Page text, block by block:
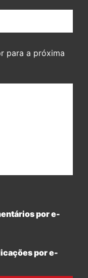
para a próxima
por e-
por e-